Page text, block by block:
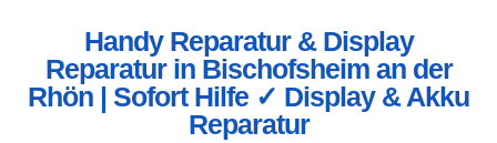
Handy Reparatur & Display
Reparatur in Bischofsheim an der
Rhön | Sofort Hilfe ✓ Display & Akku
Reparatur